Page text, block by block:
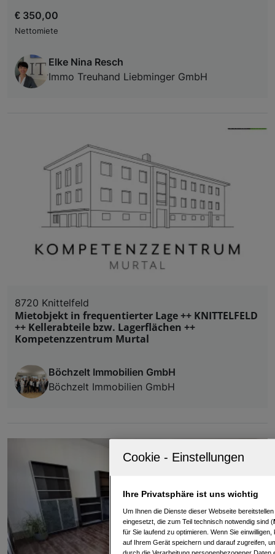
€ 350,00
Nettomiete
Elke Nina Resch
Immo Treuhand Liebminger GmbH
8720 Knittelfeld
Mietobjekt in frequentierter Lage ++ KNITTELFELD
++ Kellerabteile bzw. Lagerflächen ++
Kompetenzzentrum Murtal
Böchzelt Immobilien GmbH
Böchzelt Immobilien GmbH
Ihre Privatsphäre ist uns wichtig
Um Ihnen die Dienste dieser Webseite
eingesetzt, die zum Teil technisch notwendig sind (
für Sie laufend zu optimieren. Wenn Sie
auf Ihrem Gerät speichern und darauf zugreifen,
durch die Verarbeitung personenbezogener